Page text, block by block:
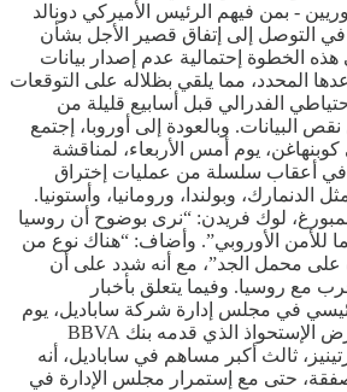
- بمن فيهم الرئيس الأميركي دونالد
التوصل إلى إتفاق قصير الأجل بشأن
هذه الخطوة إحتمالية عدم إصدار بيانات
المحدد، مما يلقي بظلاله على التوقعات
الفدرالي قبل أسابيع قليلة من
البيانات. وبالعودة إلى أوروبا، إجتمع
كوبنهاغن، يوم أمس الأربعاء، لمناقشة
في أعقاب سلسلة من عمليات إختراق
وبولندا، ورومانيا، وأستونيا.
لوك فريدن: “نرى بوضوح أن روسيا
للأمن الأوروبي”. وأضاف: “هناك نوع من
على محمل الجد”، مع أنه شدد على أن
مع روسيا. وفيما يتعلق بأخبار
في مجلس إدارة شركة ساباديل، يوم
الثلاثاء الماضي، على عرض الإستحواذ الذي قدمه بنك BBVA
ثالث أكبر مساهم في ساباديل، أنه
حتى مع إستمرار مجلس الإدارة في